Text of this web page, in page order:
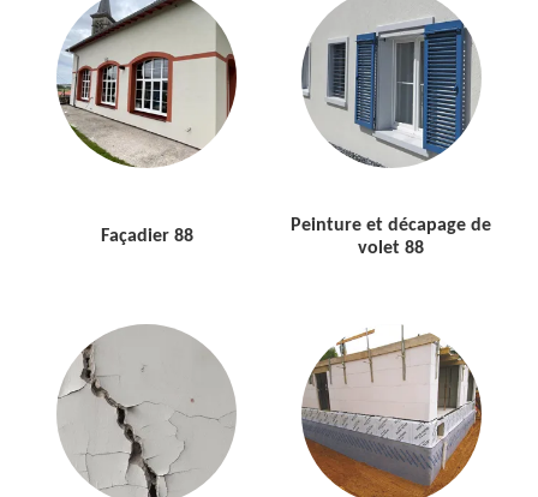
Façadier 88
Peinture et décapage de
volet 88